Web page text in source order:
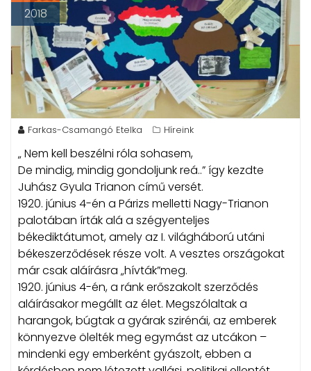
2018
Farkas-Csamangó Etelka Híreink
„ Nem kell beszélni róla sohasem,
De mindig, mindig gondoljunk reá..” így kezdte
Juhász Gyula Trianon című versét.
1920. június 4-én a Párizs melletti Nagy-Trianon
palotában írták alá a szégyenteljes
békediktátumot, amely az I. világháború utáni
békeszerződések része volt. A vesztes országokat
már csak aláírásra „hívták”meg.
1920. június 4-én, a ránk erőszakolt szerződés
aláírásakor megállt az élet. Megszólaltak a
harangok, búgtak a gyárak szirénái, az emberek
könnyezve ölelték meg egymást az utcákon –
mindenki egy emberként gyászolt, ebben a